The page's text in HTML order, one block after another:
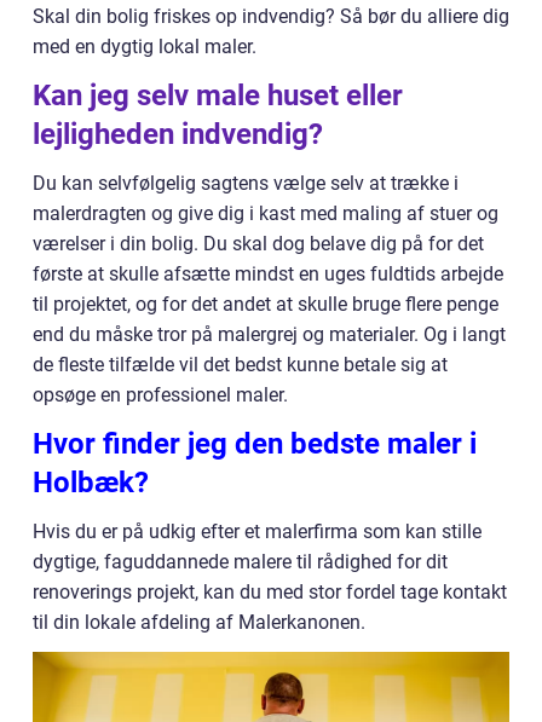
Skal din bolig friskes op indvendig? Så bør du alliere dig
med en dygtig lokal maler.
Kan jeg selv male huset eller
lejligheden indvendig?
Du kan selvfølgelig sagtens vælge selv at trække i
malerdragten og give dig i kast med maling af stuer og
værelser i din bolig. Du skal dog belave dig på for det
første at skulle afsætte mindst en uges fuldtids arbejde
til projektet, og for det andet at skulle bruge flere penge
end du måske tror på malergrej og materialer. Og i langt
de fleste tilfælde vil det bedst kunne betale sig at
opsøge en professionel maler.
Hvor finder jeg den bedste maler i
Holbæk?
Hvis du er på udkig efter et malerfirma som kan stille
dygtige, faguddannede malere til rådighed for dit
renoverings projekt, kan du med stor fordel tage kontakt
til din lokale afdeling af Malerkanonen.